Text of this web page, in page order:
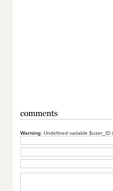
Warning: Undefined variable $user_ID